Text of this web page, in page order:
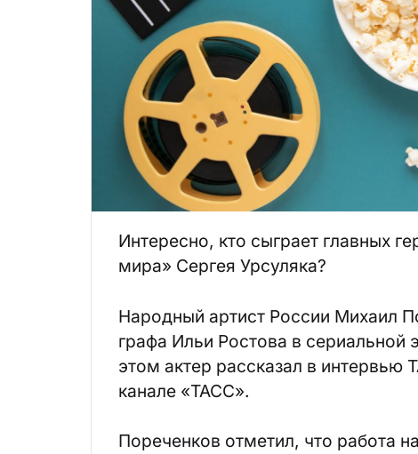
Интересно, кто сыграет главных
мира» Сергея Урсуляка?
Народный артист России Михаил
графа Ильи Ростова в сериальной
этом актер рассказал в интервью
канале «ТАСС».
Пореченков отметил, что работа